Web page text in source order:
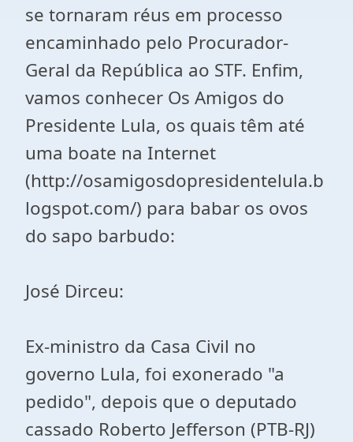
se tornaram réus em processo
encaminhado pelo Procurador-
Geral da República ao STF. Enfim,
vamos conhecer Os Amigos do
Presidente Lula, os quais têm até
uma boate na Internet
(http://osamigosdopresidentelula.b
logspot.com/) para babar os ovos
do sapo barbudo:
José Dirceu:
Ex-ministro da Casa Civil no
governo Lula, foi exonerado "a
pedido", depois que o deputado
cassado Roberto Jefferson (PTB-RJ)